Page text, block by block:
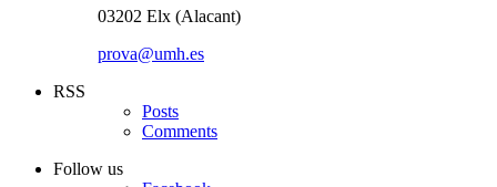
03202 Elx (Alacant)
prova@umh.es
RSS
Posts
Comments
Follow us